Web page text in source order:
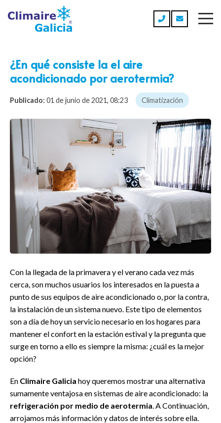
¿En qué consiste la el aire
acondicionado por aerotermia?
Publicado: 01 de junio de 2021, 08:23 Climatización
Con la llegada de la primavera y el verano cada vez más
cerca, son muchos usuarios los interesados en la puesta a
punto de sus equipos de aire acondicionado o, por la contra,
la instalación de un sistema nuevo. Este tipo de elementos
son a día de hoy un servicio necesario en los hogares para
mantener el confort en la estación estival y la pregunta que
surge en torno a ello es siempre la misma: ¿cuál es la mejor
opción?
En Climaire Galicia hoy queremos mostrar una alternativa
sumamente ventajosa en sistemas de aire acondicionado: la
refrigeración por medio de aerotermia . A Continuación,
arrojamos más información y datos de interés sobre ella.